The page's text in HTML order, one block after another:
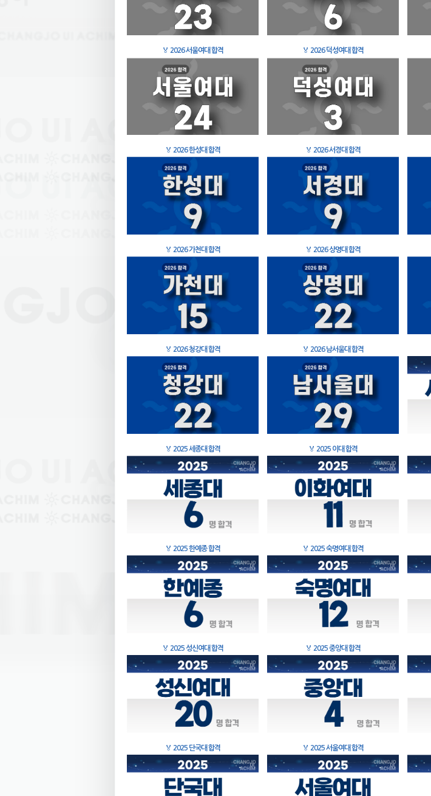
🏅 2026 서울여대 합격 🏅 2026 덕성여대 합격
🏅 2026 한성대 합격 🏅 2026 서경대 합격
🏅 2026 가천대 합격 🏅 2026 상명대 합격
🏅 2026 청강대 합격 🏅 2026 남서울대 합격
🏅 2025 세종대 합격 🏅 2025 이대 합격
🏅 2025 한예종 합격 🏅 2025 숙명여대 합격
🏅 2025 성신여대 합격 🏅 2025 중앙대 합격
🏅 2025 단국대 합격 🏅 2025 서울여대 합격